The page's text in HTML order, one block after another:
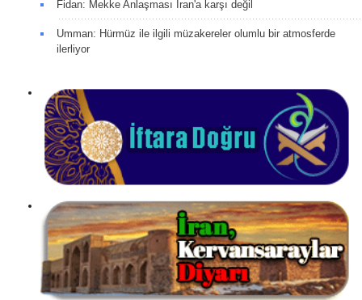
Fidan: Mekke Anlaşması İran'a karşı değil
Umman: Hürmüz ile ilgili müzakereler olumlu bir atmosferde
ilerliyor